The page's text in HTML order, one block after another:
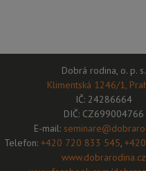
Dobrá rodina, o. p. s.
Klimentská 1246/1,
IČ: 24286664
DIČ: CZ699004766
E-mail:
Telefon: +420 720 833 545,
www.dobrarodina.cz